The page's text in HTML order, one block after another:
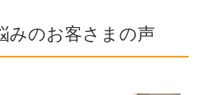
みのお客さまの声